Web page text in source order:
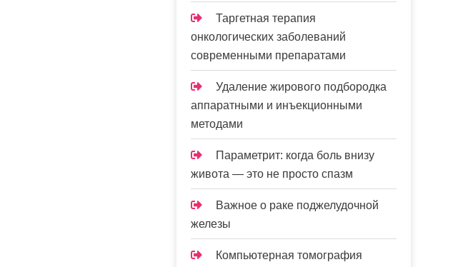
Таргетная терапия
онкологических заболеваний
современными препаратами
Удаление жирового подбородка
аппаратными и инъекционными
методами
Параметрит: когда боль внизу
живота — это не просто спазм
Важное о раке поджелудочной
железы
Компьютерная томография